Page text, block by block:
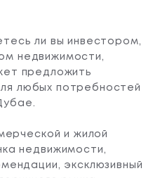
ли вы инвестором,
недвижимости,
предложить
любых потребностей
и жилой
недвижимости,
эксклюзивный